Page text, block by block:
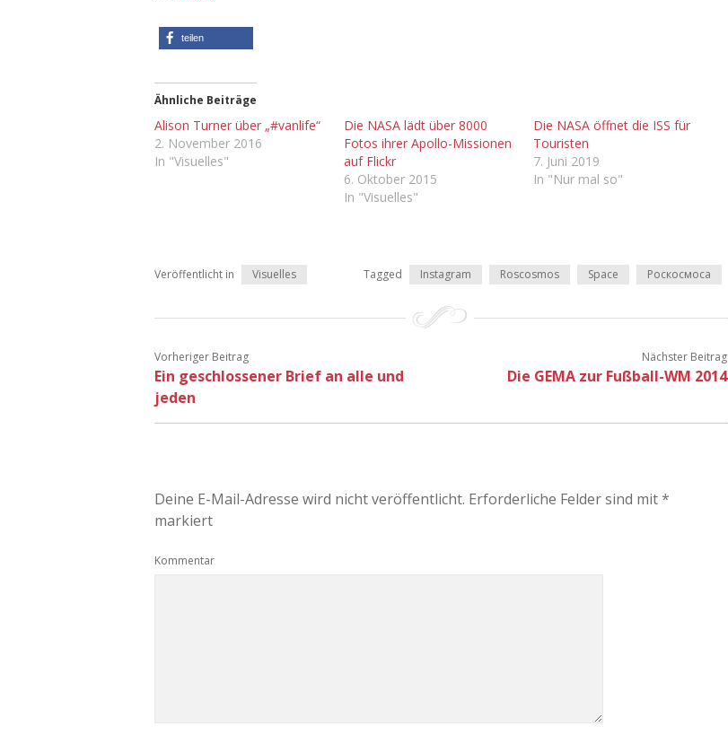
teilen
Ähnliche Beiträge
Alison Turner über „#vanlife“
2. November 2016
In "Visuelles"
Die NASA lädt über 8000
Fotos ihrer Apollo-Missionen
auf Flickr
6. Oktober 2015
In "Visuelles"
Die NASA öffnet die ISS für
Touristen
7. Juni 2019
In "Nur mal so"
Veröffentlicht in Visuelles Tagged Instagram Roscosmos Space Роскосмоса
Vorheriger Beitrag
Ein geschlossener Brief an alle und
jeden
Nächster Beitrag
Die GEMA zur Fußball-WM 2014
Deine E-Mail-Adresse wird nicht veröffentlicht. Erforderliche Felder sind mit*
markiert
Kommentar